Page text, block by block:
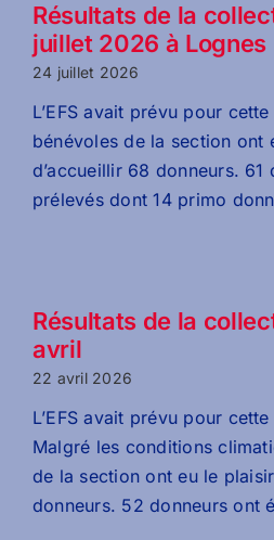
Résultats de la
juillet 2026 à Lognes
24 juillet 2026
L’EFS avait prévu pour
bénévoles de la section ont
d’accueillir 68 donneurs. 61
prélevés dont 14 primo
Résultats de la
avril
22 avril 2026
L’EFS avait prévu pour
Malgré les conditions
de la section ont eu le
donneurs. 52 donneurs ont